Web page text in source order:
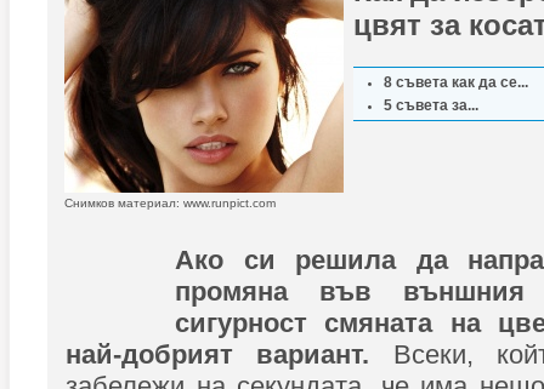
цвят за
8 съвета как да се...
5 съвета за...
Снимков материал: www.runpict.com
Ако си решила да
промяна във
сигурност смяната на
най-добрият вариант. Всеки,